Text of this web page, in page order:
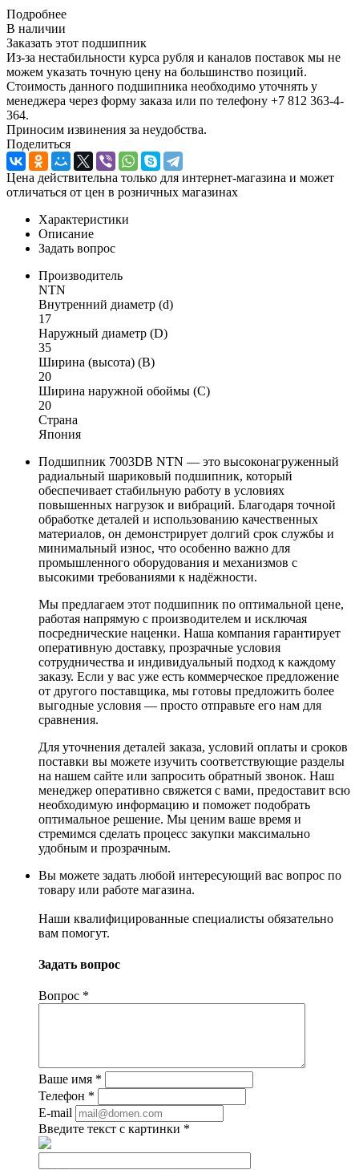
Подробнее
В наличии
Заказать этот подшипник
Из-за нестабильности курса рубля и каналов поставок мы не
можем указать точную цену на большинство позиций.
Стоимость данного подшипника необходимо уточнять у
менеджера через форму заказа или по телефону +7 812 363-4-
364.
Приносим извинения за неудобства.
Поделиться
Цена действительна только для интернет-магазина и может
отличаться от цен в розничных магазинах
Характеристики
Описание
Задать вопрос
Производитель
NTN
Внутренний диаметр (d)
17
Наружный диаметр (D)
35
Ширина (высота) (B)
20
Ширина наружной обоймы (C)
20
Страна
Япония
Подшипник 7003DB NTN — это высоконагруженный
радиальный шариковый подшипник, который
обеспечивает стабильную работу в условиях
повышенных нагрузок и вибраций. Благодаря точной
обработке деталей и использованию качественных
материалов, он демонстрирует долгий срок службы и
минимальный износ, что особенно важно для
промышленного оборудования и механизмов с
высокими требованиями к надёжности.
Мы предлагаем этот подшипник по оптимальной цене,
работая напрямую с производителем и исключая
посреднические наценки. Наша компания гарантирует
оперативную доставку, прозрачные условия
сотрудничества и индивидуальный подход к каждому
заказу. Если у вас уже есть коммерческое предложение
от другого поставщика, мы готовы предложить более
выгодные условия — просто отправьте его нам для
сравнения.
Для уточнения деталей заказа, условий оплаты и сроков
поставки вы можете изучить соответствующие разделы
на нашем сайте или запросить обратный звонок. Наш
менеджер оперативно свяжется с вами, предоставит всю
необходимую информацию и поможет подобрать
оптимальное решение. Мы ценим ваше время и
стремимся сделать процесс закупки максимально
удобным и прозрачным.
Вы можете задать любой интересующий вас вопрос по
товару или работе магазина.
Наши квалифицированные специалисты обязательно
вам помогут.
Задать вопрос
Вопрос *
Ваше имя *
Телефон *
E-mail
Введите текст с картинки *